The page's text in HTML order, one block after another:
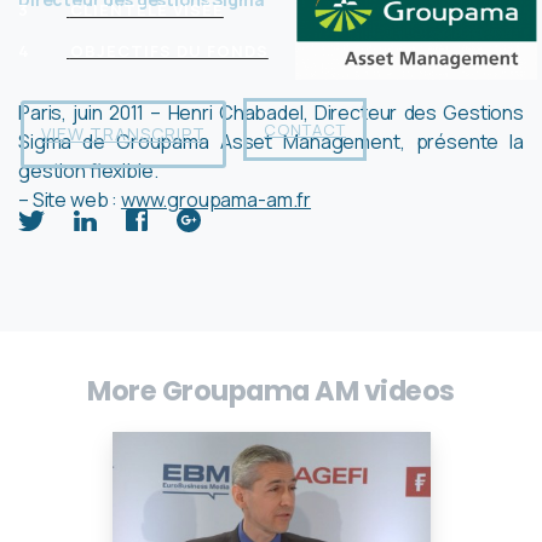
Paris, juin 2011 – Henri Chabadel, Directeur des Gestions
Sigma de Groupama Asset Management, présente la
gestion flexible.
– Site web : www.groupama-am.fr
3
CLIENTÈLE VISÉE
VIEW TRANSCRIPT CONTACT
More Groupama AM videos